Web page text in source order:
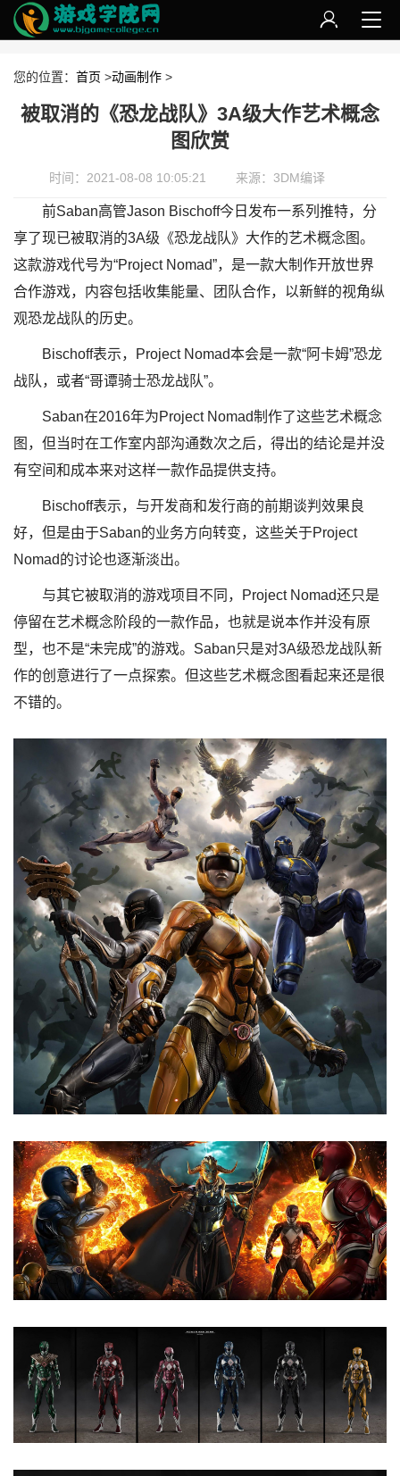
您的位置： 首页 >动画制作 >
被取消的《恐龙战队》3A级大作艺术概念
图欣赏
时间：2021-08-08 10:05:21 来源：3DM编译
前Saban高管Jason Bischoff今日发布一系列推特，分
享了现已被取消的3A级《恐龙战队》大作的艺术概念图。
这款游戏代号为“Project Nomad”，是一款大制作开放世界
合作游戏，内容包括收集能量、团队合作，以新鲜的视角纵
观恐龙战队的历史。
Bischoff表示，Project Nomad本会是一款“阿卡姆”恐龙
战队，或者“哥谭骑士恐龙战队”。
Saban在2016年为Project Nomad制作了这些艺术概念
图，但当时在工作室内部沟通数次之后，得出的结论是并没
有空间和成本来对这样一款作品提供支持。
Bischoff表示，与开发商和发行商的前期谈判效果良
好，但是由于Saban的业务方向转变，这些关于Project
Nomad的讨论也逐渐淡出。
与其它被取消的游戏项目不同，Project Nomad还只是
停留在艺术概念阶段的一款作品，也就是说本作并没有原
型，也不是“未完成”的游戏。Saban只是对3A级恐龙战队新
作的创意进行了一点探索。但这些艺术概念图看起来还是很
不错的。